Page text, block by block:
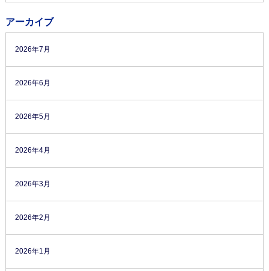
アーカイブ
2026年7月
2026年6月
2026年5月
2026年4月
2026年3月
2026年2月
2026年1月